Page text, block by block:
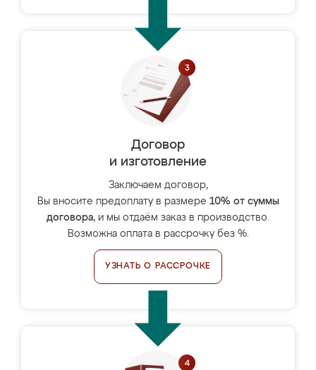
Договор
и изготовление
Заключаем договор,
Вы вносите предоплату в размере 10% от суммы
договора, и мы отдаём заказ в производство.
Возможна оплата в рассрочку без %.
УЗНАТЬ О РАССРОЧКЕ